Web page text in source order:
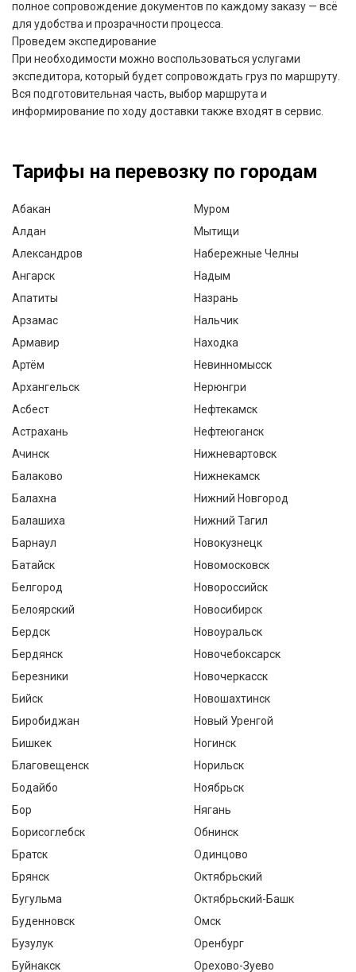
полное сопровождение документов по каждому заказу — всё
для удобства и прозрачности процесса.
Проведем экспедирование
При необходимости можно воспользоваться услугами
экспедитора, который будет сопровождать груз по маршруту.
Вся подготовительная часть, выбор маршрута и
информирование по ходу доставки также входят в сервис.
Тарифы на перевозку по городам
Абакан
Алдан
Александров
Ангарск
Апатиты
Арзамас
Армавир
Артём
Архангельск
Асбест
Астрахань
Ачинск
Балаково
Балахна
Балашиха
Барнаул
Батайск
Белгород
Белоярский
Бердск
Бердянск
Березники
Бийск
Биробиджан
Бишкек
Благовещенск
Бодайбо
Бор
Борисоглебск
Братск
Брянск
Бугульма
Буденновск
Бузулук
Буйнакск
Муром
Мытищи
Набережные Челны
Надым
Назрань
Нальчик
Находка
Невинномысск
Нерюнгри
Нефтекамск
Нефтеюганск
Нижневартовск
Нижнекамск
Нижний Новгород
Нижний Тагил
Новокузнецк
Новомосковск
Новороссийск
Новосибирск
Новоуральск
Новочебоксарск
Новочеркасск
Новошахтинск
Новый Уренгой
Ногинск
Норильск
Ноябрьск
Нягань
Обнинск
Одинцово
Октябрьский
Октябрьский-Башк
Омск
Оренбург
Орехово-Зуево